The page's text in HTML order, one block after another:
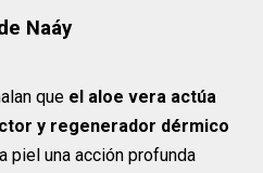
Naáy
que el aloe vera actúa
y regenerador dérmico
piel una acción profunda